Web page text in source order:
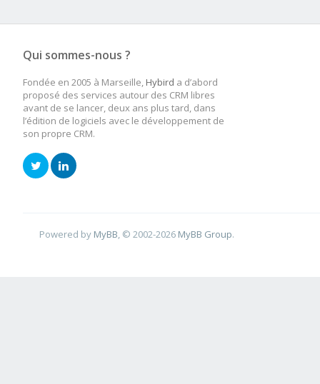
Qui sommes-nous ?
Fondée en 2005 à Marseille, Hybird a d’abord
proposé des services autour des CRM libres
avant de se lancer, deux ans plus tard, dans
l’édition de logiciels avec le développement de
son propre CRM.
Powered by MyBB , © 2002-2026 MyBB Group.